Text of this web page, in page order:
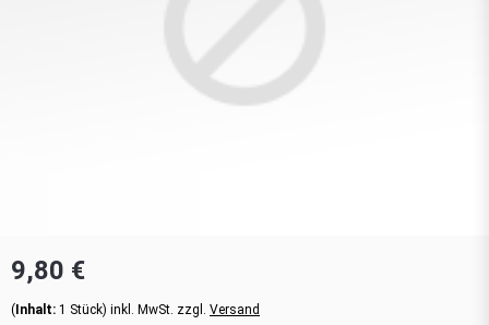
9,80 €
(Inhalt: 1 Stück) inkl. MwSt. zzgl. Versand